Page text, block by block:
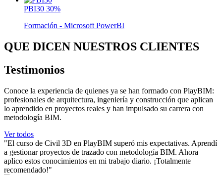
PBI30 30%
Formación - Microsoft PowerBI
QUE DICEN NUESTROS CLIENTES
Testimonios
Conoce la experiencia de quienes ya se han formado con PlayBIM:
profesionales de arquitectura, ingeniería y construcción que aplican
lo aprendido en proyectos reales y han impulsado su carrera con
metodología BIM.
Ver todos
"El curso de Civil 3D en PlayBIM superó mis expectativas. Aprendí
a gestionar proyectos de trazado con metodología BIM. Ahora
aplico estos conocimientos en mi trabajo diario. ¡Totalmente
recomendado!"